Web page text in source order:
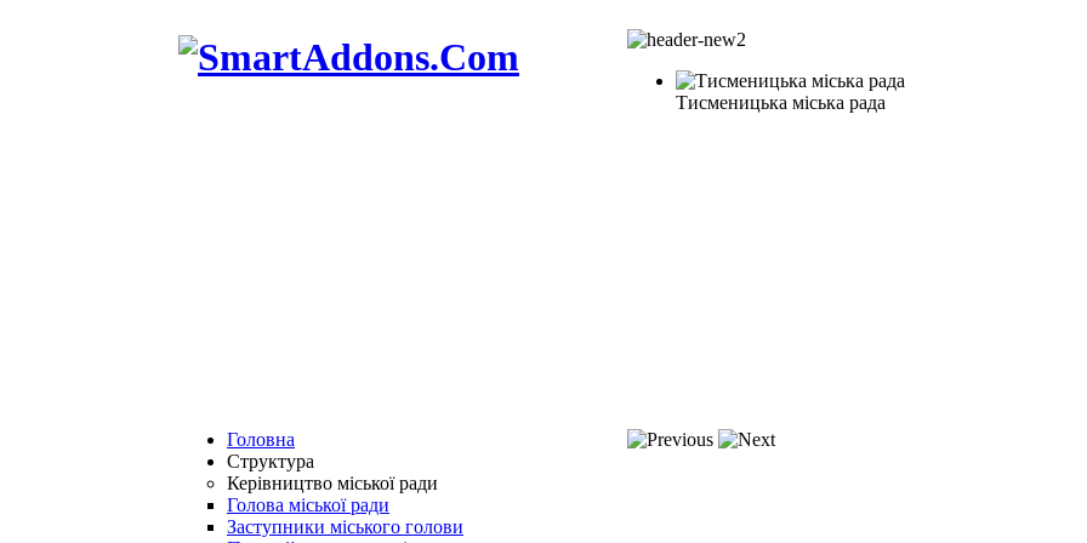
Тисменицька міська рада
Головна
Структура
Керівництво міської ради
Голова міської ради
Заступники міського голови